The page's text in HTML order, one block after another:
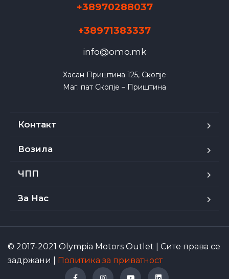
+38970288037
+38971383337
info@omo.mk
Хасан Приштина 125, Скопје
Маг. пат Скопје – Приштина
Контакт
Возила
ЧПП
За Нас
© 2017-2021 Olympia Motors Outlet | Сите права се
задржани |
Политика за приватност